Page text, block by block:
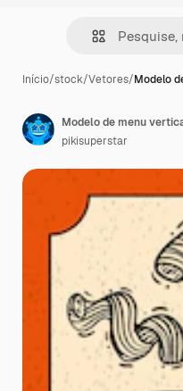
Início/stock/Vetores/Modelo
Modelo de menu
pikisuperstar